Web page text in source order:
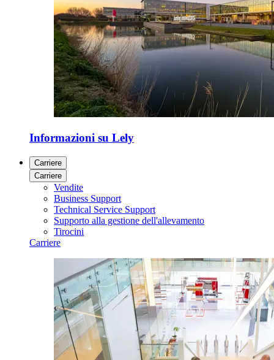
Informazioni su Lely
Carriere
Carriere
Vendite
Business Support
Technical Service Support
Supporto alla gestione dell'allevamento
Tirocini
Carriere